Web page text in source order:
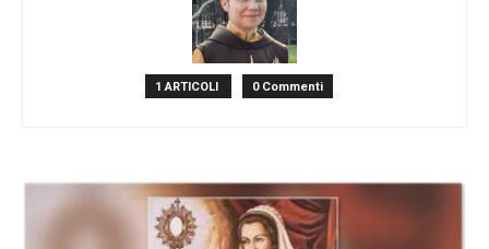
1 ARTICOLI 0 Commenti